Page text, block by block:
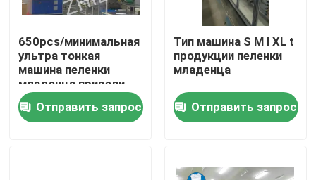
Дом
Продукты
О нас
650pcs/минимальная
ультра тонкая
машина пеленки
младенца привели
цифровой дисплей
Отправить запрос
Тип машина S M l XL t
продукции пеленки
младенца
Отправить запрос